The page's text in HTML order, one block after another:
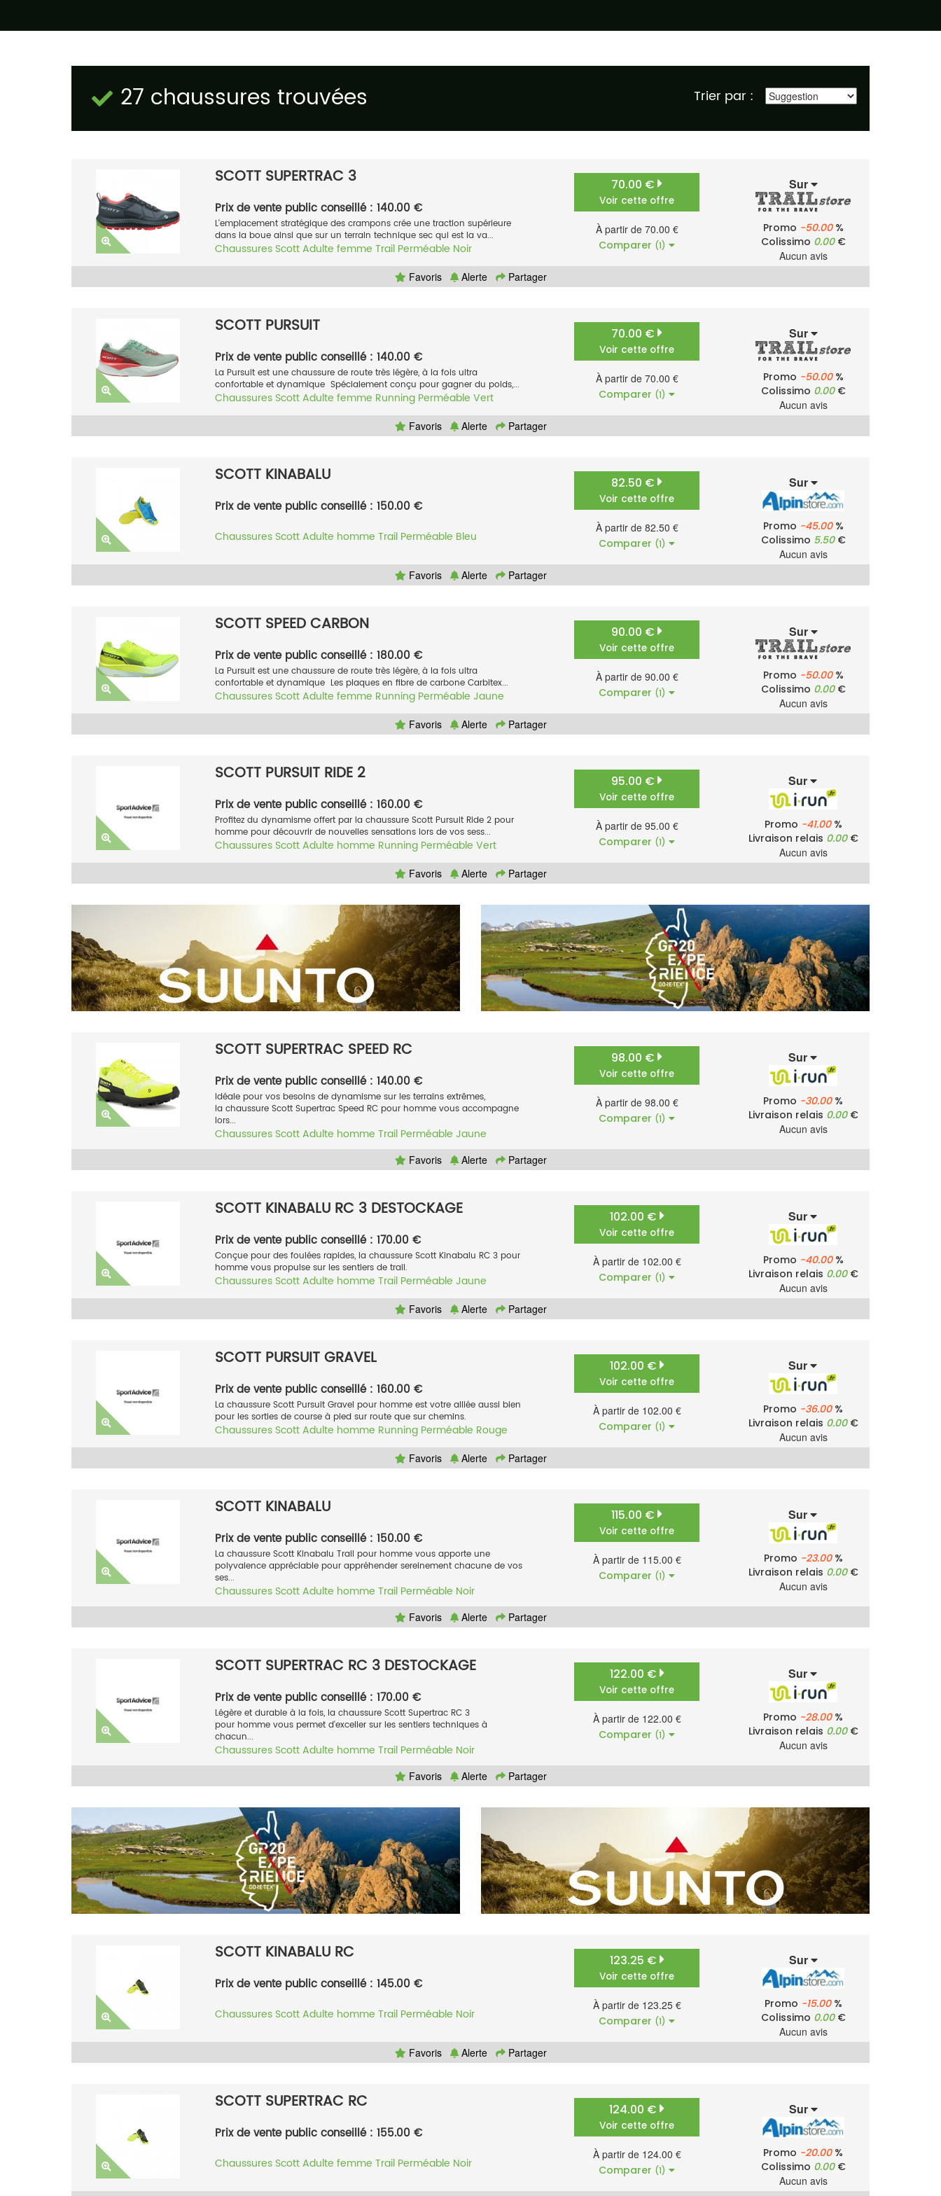
27 chaussures trouvées Trier par :
SCOTT SUPERTRAC 3
Prix de vente public conseillé : 140.00 €
L'emplacement stratégique des crampons crée une traction supérieure
dans la boue ainsi que sur un terrain technique sec qui est la va...
Chaussures ScottAdulte femme Trail Perméable Noir
70.00 €
Voir cette offre
À partir de 70.00 €
Comparer (1)
Sur
Promo -50.00%
Colissimo 0.00€
Aucun avis
Favoris
Alerte Partager
SCOTT PURSUIT
Prix de vente public conseillé : 140.00 €
La Pursuit est une chaussure de route très légère, à la fois ultra
confortable et dynamique Spécialement conçu pour gagner du poids,...
Chaussures ScottAdulte femme Running Perméable Vert
70.00 €
Voir cette offre
À partir de 70.00 €
Comparer (1)
Sur
Promo -50.00%
Colissimo 0.00€
Aucun avis
Favoris
Alerte Partager
SCOTT KINABALU
Prix de vente public conseillé : 150.00 €
Chaussures ScottAdulte homme Trail Perméable Bleu
82.50 €
Voir cette offre
À partir de 82.50 €
Comparer (1)
Sur
Promo -45.00%
Colissimo 5.50€
Aucun avis
Favoris
Alerte Partager
SCOTT SPEED CARBON
Prix de vente public conseillé : 180.00 €
La Pursuit est une chaussure de route très légère, à la fois ultra
confortable et dynamique Les plaques en fibre de carbone Carbitex...
Chaussures ScottAdulte femme Running Perméable Jaune
90.00 €
Voir cette offre
À partir de 90.00 €
Comparer (1)
Sur
Promo -50.00%
Colissimo 0.00€
Aucun avis
Favoris
Alerte Partager
SCOTT PURSUIT RIDE 2
Prix de vente public conseillé : 160.00 €
Profitez du dynamisme offert par la chaussure Scott Pursuit Ride 2 pour
homme pour découvrir de nouvelles sensations lors de vos sess...
Chaussures ScottAdulte homme Running Perméable Vert
95.00 €
Voir cette offre
À partir de 95.00 €
Comparer (1)
Sur
Promo -41.00%
Livraison relais 0.00€
Aucun avis
Favoris
Alerte Partager
SCOTT SUPERTRAC SPEED RC
Prix de vente public conseillé : 140.00 €
Idéale pour vos besoins de dynamisme sur les terrains extrêmes,
la chaussure Scott Supertrac Speed RC pour homme vous accompagne
lors...
Chaussures ScottAdulte homme Trail Perméable Jaune
98.00 €
Voir cette offre
À partir de 98.00 €
Comparer (1)
Sur
Promo -30.00%
Livraison relais 0.00€
Aucun avis
Favoris Alerte Partager
SCOTT KINABALU RC 3 DESTOCKAGE
Prix de vente public conseillé : 170.00 €
Conçue pour des foulées rapides, la chaussure Scott Kinabalu RC 3 pour
homme vous propulse sur les sentiers de trail.
Chaussures ScottAdulte homme Trail Perméable Jaune
102.00 €
Voir cette offre
À partir de 102.00 €
Comparer (1)
Sur
Promo -40.00%
Livraison relais 0.00€
Aucun avis
Favoris
Alerte Partager
SCOTT PURSUIT GRAVEL
Prix de vente public conseillé : 160.00 €
La chaussure Scott Pursuit Gravel pour homme est votre alliée aussi bien
pour les sorties de course à pied sur route que sur chemins.
Chaussures ScottAdulte homme Running Perméable Rouge
102.00 €
Voir cette offre
À partir de 102.00 €
Comparer (1)
Sur
Promo -36.00%
Livraison relais 0.00€
Aucun avis
Favoris
Alerte Partager
SCOTT KINABALU
Prix de vente public conseillé : 150.00 €
La chaussure Scott Kinabalu Trail pour homme vous apporte une
polyvalence appréciable pour appréhender sereinement chacune de vos
ses...
Chaussures ScottAdulte homme Trail Perméable Noir
115.00 €
Voir cette offre
À partir de 115.00 €
Comparer (1)
Sur
Promo -23.00%
Livraison relais 0.00€
Aucun avis
Favoris Alerte Partager
SCOTT SUPERTRAC RC 3 DESTOCKAGE
Prix de vente public conseillé : 170.00 €
Légère et durable à la fois, la chaussure Scott Supertrac RC 3
pour homme vous permet d'exceller sur les sentiers techniques à
chacun...
Chaussures ScottAdulte homme Trail Perméable Noir
122.00 €
Voir cette offre
À partir de 122.00 €
Comparer (1)
Sur
Promo -28.00%
Livraison relais 0.00€
Aucun avis
Favoris Alerte Partager
SCOTT KINABALU RC
Prix de vente public conseillé : 145.00 €
Chaussures ScottAdulte homme Trail Perméable Noir
123.25 €
Voir cette offre
À partir de 123.25 €
Comparer (1)
Sur
Promo -15.00%
Colissimo 0.00€
Aucun avis
Favoris
Alerte Partager
SCOTT SUPERTRAC RC
Prix de vente public conseillé : 155.00 €
Chaussures ScottAdulte femme Trail Perméable Noir
124.00 €
Voir cette offre
À partir de 124.00 €
Comparer (1)
Sur
Promo -20.00%
Colissimo 0.00€
Aucun avis